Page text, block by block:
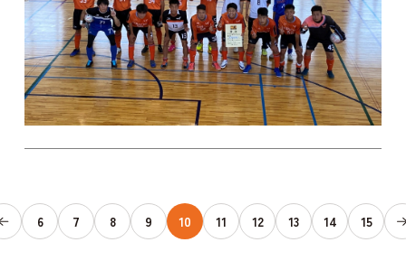
6 7 8 9 10 11 12 13 14 15